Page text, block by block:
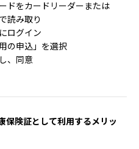
ドをカードリーダーまたは
読み取り
ログイン
の申込」を選択
、同意
保険証として利用するメリッ